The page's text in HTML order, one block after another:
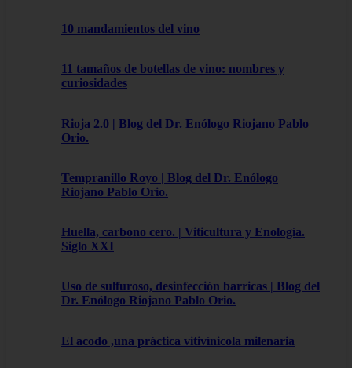
10 mandamientos del vino
11 tamaños de botellas de vino: nombres y
curiosidades
Rioja 2.0 | Blog del Dr. Enólogo Riojano Pablo
Orio.
Tempranillo Royo | Blog del Dr. Enólogo
Riojano Pablo Orio.
Huella, carbono cero. | Viticultura y Enología.
Siglo XXI
Uso de sulfuroso, desinfección barricas | Blog del
Dr. Enólogo Riojano Pablo Orio.
El acodo ,una práctica vitivínicola milenaria